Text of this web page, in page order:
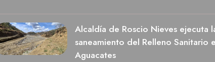
Alcaldía de Roscio Nieves ejecuta
saneamiento del Relleno Sanitario
Aguacates